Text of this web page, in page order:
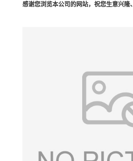
感谢您浏览本公司的网站，祝您生意兴隆